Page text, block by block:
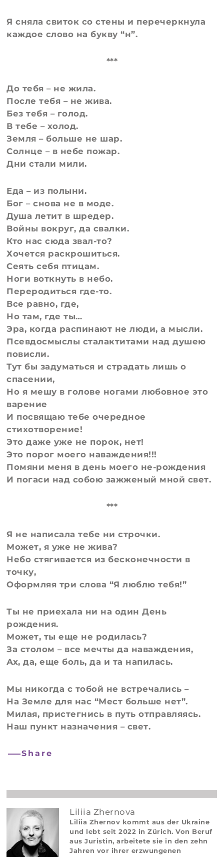
Я сняла свиток со стены и перечеркнула
каждое слово на букву “н”.
***
До тебя – не жила.
После тебя – не жива.
Без тебя – голод.
В тебе – холод.
Земля – больше не шар.
Солнце – в небе пожар.
Дни стали мили.
Еда – из полыни.
Бог – снова не в моде.
Душа летит в шредер.
Войны вокруг, да свалки.
Кто нас сюда звал-то?
Хочется раскрошиться.
Сеять себя птицам.
Ноги воткнуть в небо.
Переродиться где-то.
Все равно, где,
Но там, где ты…
Эра, когда распинают не люди, а мысли.
Псевдосмыслы сталактитами над душею
повисли.
Тут бы задуматься и страдать лишь о
спасении,
Но я мешу в голове ногами любовное это
варение
И посвящаю тебе очередное
стихотворение!
Это даже уже не порок, нет!
Это порог моего наваждения!!!
Помяни меня в день моего не-рождения
И погаси над собою зажженый мной свет.
***
Я не написала тебе ни строчки.
Может, я уже не жива?
Небо стягивается из бесконечности в
точку,
Оформляя три слова “Я люблю тебя!”
Ты не приехала ни на один День
рождения.
Может, ты еще не родилась?
За столом – все мечты да наваждения,
Ах, да, еще боль, да и та напилась.
Мы никогда с тобой не встречались –
На Земле для нас “Мест больше нет”.
Милая, пристегнись в путь отправляясь.
Наш пункт назначения – свет.
Share
Liliia Zhernova
Liliia Zhernov kommt aus der Ukraine
und lebt seit 2022 in Zürich. Von Beruf
aus Juristin, arbeitete sie in den zehn
Jahren vor ihrer erzwungenen